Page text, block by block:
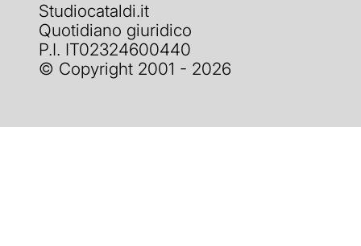
Studiocataldi.it
Quotidiano giuridico
P.I. IT02324600440
© Copyright 2001 - 2026